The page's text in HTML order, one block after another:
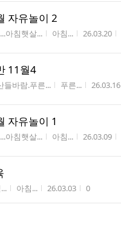
자유놀이 2
판명
아침햇살... 작성자
아침... 작성시간
26.03.20
11월4
판명
들바람.푸른... 작성자
푸른... 작성시간
26.03.16
자유놀이 1
판명
아침햇살... 작성자
아침... 작성시간
26.03.09
작성자
아침... 작성시간
26.03.03 조회수
0